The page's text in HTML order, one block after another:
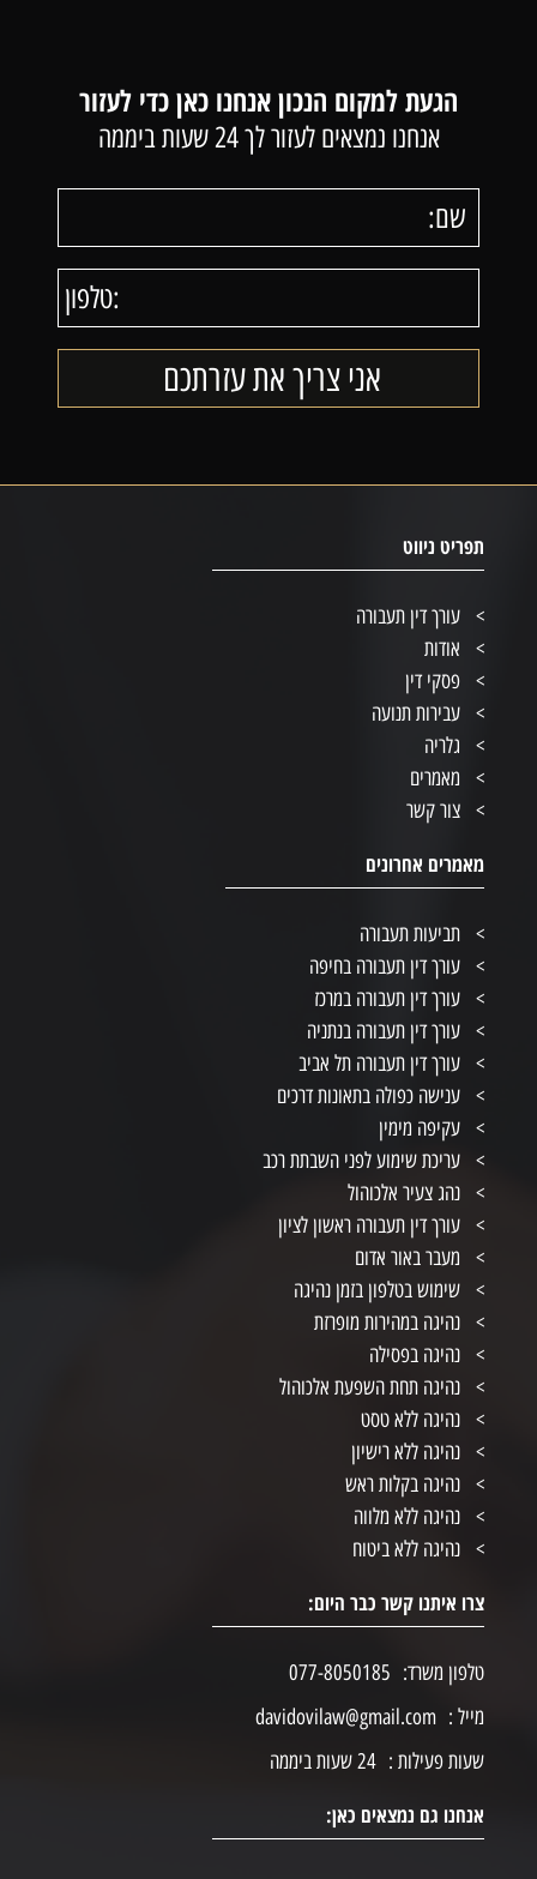
הגעת למקום הנכון אנחנו כאן כדי לעזור
אנחנו נמצאים לעזור לך 24 שעות ביממה
תפריט ניווט
עורך דין תעבורה
אודות
פסקי דין
עבירות תנועה
גלריה
מאמרים
צור קשר
מאמרים אחרונים
תביעות תעבורה
עורך דין תעבורה בחיפה
עורך דין תעבורה במרכז
עורך דין תעבורה בנתניה
עורך דין תעבורה תל אביב
ענישה כפולה בתאונות דרכים
עקיפה מימין
עריכת שימוע לפני השבתת רכב
נהג צעיר אלכוהול
עורך דין תעבורה ראשון לציון
מעבר באור אדום
שימוש בטלפון בזמן נהיגה
נהיגה במהירות מופרזת
נהיגה בפסילה
נהיגה תחת השפעת אלכוהול
נהיגה ללא טסט
נהיגה ללא רישיון
נהיגה בקלות ראש
נהיגה ללא מלווה
נהיגה ללא ביטוח
צרו איתנו קשר כבר היום:
טלפון משרד: 077-8050185
מייל : davidovilaw@gmail.com
שעות פעילות : 24 שעות ביממה
אנחנו גם נמצאים כאן: